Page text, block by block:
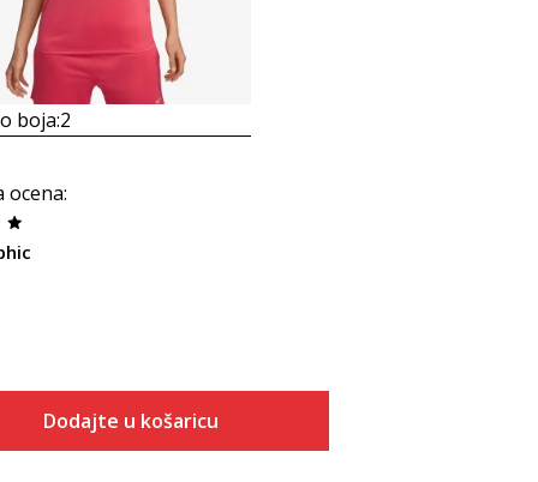
boja:2
ocena:
Dodajte u košaricu